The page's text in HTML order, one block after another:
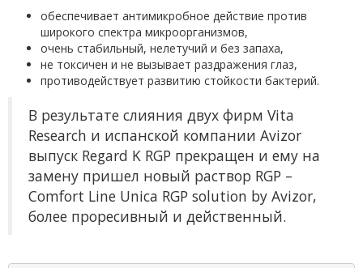
обеспечивает антимикробное действие против
широкого спектра микроорганизмов,
очень стабильный, нелетучий и без запаха,
не токсичен и не вызывает раздражения глаз,
противодействует развитию стойкости бактерий.
В результате слияния двух фирм Vita
Research и испанской компании Avizor
выпуск Regard K RGP прекращен и ему на
замену пришел новый раствор RGP –
Comfort Line Unica RGP solution by Avizor,
более проресивный и действенный.